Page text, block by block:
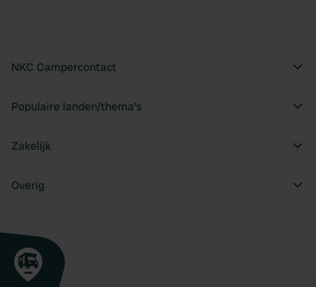
NKC Campercontact
Populaire landen/thema's
Zakelijk
Overig